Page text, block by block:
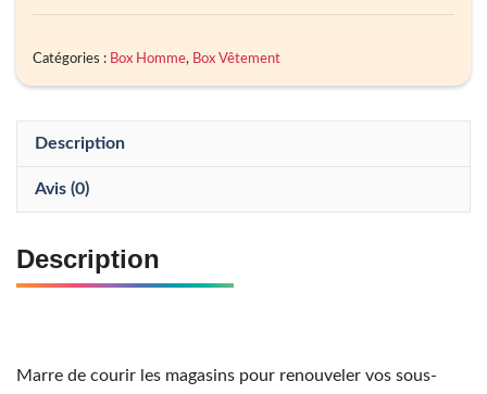
Catégories : Box Homme, Box Vêtement
Description
Avis (0)
Description
Marre de courir les magasins pour renouveler vos sous-